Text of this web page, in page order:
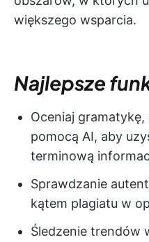
większego wsparcia.
Najlepsze
Oceniaj
pomocą AI, aby
terminową
Sprawdzanie
kątem plagiatu w
Śledzenie trendów